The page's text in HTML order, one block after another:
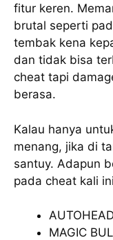
fitur keren.
brutal seperti
tembak kena
dan tidak bisa
cheat tapi
berasa.
Kalau hanya
menang, jika di
santuy. Adapun
pada cheat kali
MAGIC